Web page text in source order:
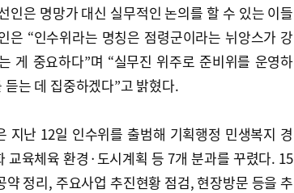
인은 명망가 대신 실무적인 논의를 할 수 있는 이들
은 “인수위라는 명칭은 점령군이라는 뉘앙스가 강
게 중요하다”며 “실무진 위주로 준비위를 운영하
는 데 집중하겠다”고 밝혔다.
지난 12일 인수위를 출범해 기획행정 민생복지 경
교육체육 환경·도시계획 등 7개 분과를 꾸렸다. 15
정리, 주요사업 추진현황 점검, 현장방문 등을 추